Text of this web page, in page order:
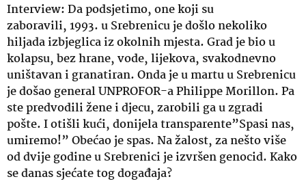
Interview: Da podsjetimo, one koji su
zaboravili, 1993. u Srebrenicu je došlo nekoliko
hiljada izbjeglica iz okolnih mjesta. Grad je bio u
kolapsu, bez hrane, vode, lijekova, svakodnevno
uništavan i granatiran. Onda je u martu u Srebrenicu
je došao general UNPROFOR-a Philippe Morillon. Pa
ste predvodili žene i djecu, zarobili ga u zgradi
pošte. I otišli kući, donijela transparente”Spasi nas,
umiremo!” Obećao je spas. Na žalost, za nešto više
od dvije godine u Srebrenici je izvršen genocid. Kako
se danas sjećate tog događaja?